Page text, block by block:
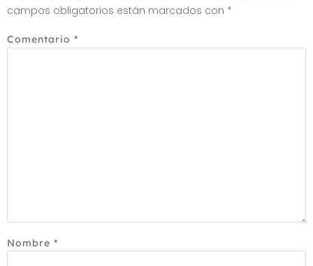
campos obligatorios están marcados con *
Comentario *
Nombre *